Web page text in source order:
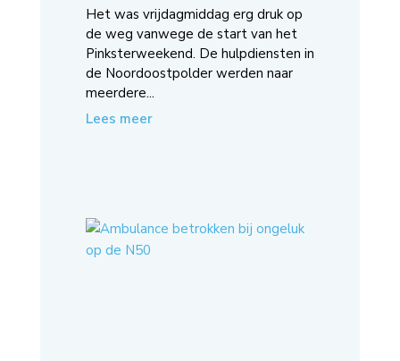
Het was vrijdagmiddag erg druk op
de weg vanwege de start van het
Pinksterweekend. De hulpdiensten in
de Noordoostpolder werden naar
meerdere...
Lees meer